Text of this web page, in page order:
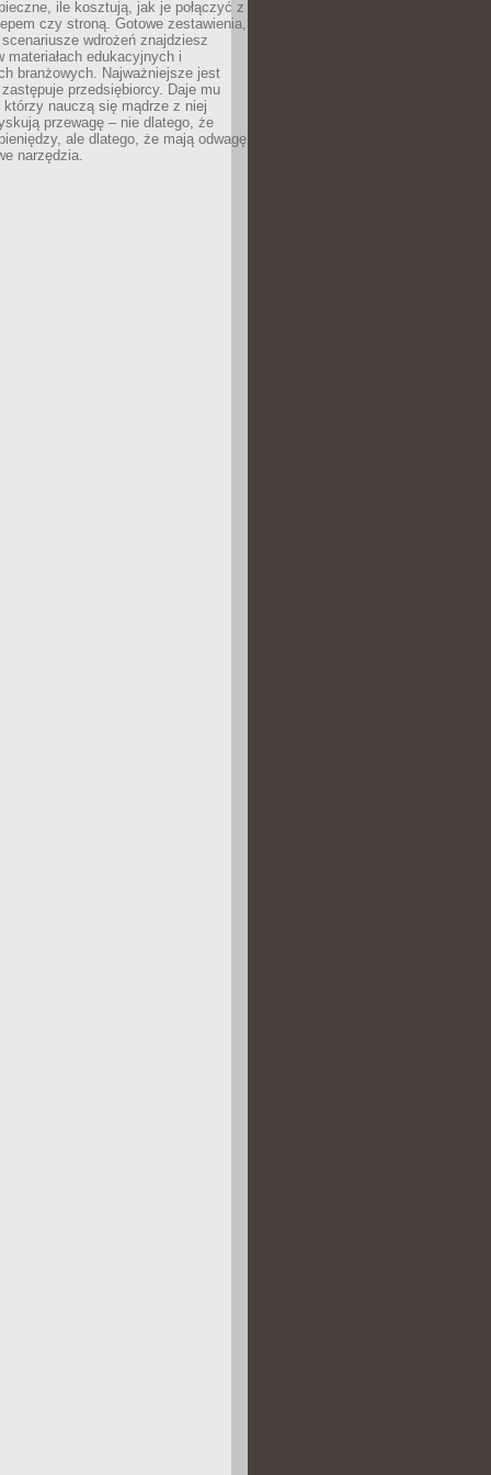
ile kosztują, jak je połączyć z
czy stroną. Gotowe zestawienia,
wdrożeń znajdziesz
materiałach edukacyjnych i
branżowych. Najważniejsze jest
przedsiębiorcy. Daje mu
którzy nauczą się mądrze z niej
przewagę – nie dlatego, że
ale dlatego, że mają odwagę
narzędzia.